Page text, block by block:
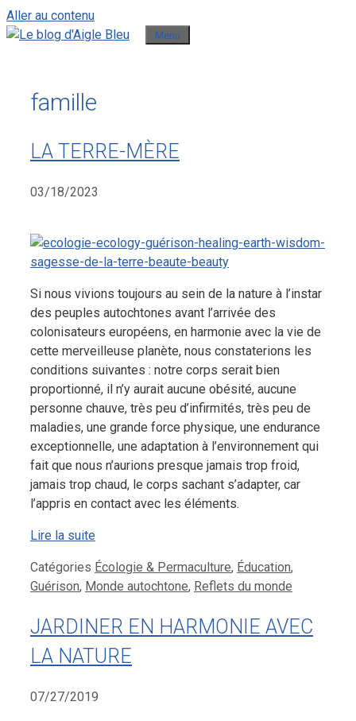
Aller au contenu
Menu
famille
LA TERRE-MÈRE
03/18/2023
Si nous vivions toujours au sein de la nature à l’instar
des peuples autochtones avant l’arrivée des
colonisateurs européens, en harmonie avec la vie de
cette merveilleuse planète, nous constaterions les
conditions suivantes : notre corps serait bien
proportionné, il n’y aurait aucune obésité, aucune
personne chauve, très peu d’infirmités, très peu de
maladies, une grande force physique, une endurance
exceptionnelle, une adaptation à l’environnement qui
fait que nous n’aurions presque jamais trop froid,
jamais trop chaud, le corps sachant s’adapter, car
l’appris en contact avec les éléments.
Lire la suite
Catégories Écologie & Permaculture, Éducation,
Guérison, Monde autochtone, Reflets du monde
JARDINER EN HARMONIE AVEC
LA NATURE
07/27/2019